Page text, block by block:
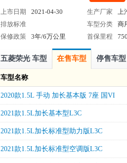
上市日期 2021-04-30 生产厂家
上
排放标准
车型分类
商
保修政策
3年/6万公里 首保里程
五菱荣光 车型 在售车型 停售车型
车型名称
2020款1.5L 手动 加长基本版 7座 国VI
2021款1.5L加长基本型L3C
2021款1.5L加长标准型助力版L3C
2021款1.5L加长标准型空调版L3C